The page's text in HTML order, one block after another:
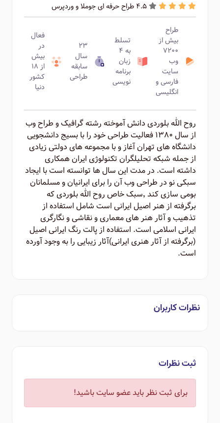
4.5 طراح حرفه ای جوملا و وردپرس
طراح
بیش از
۷۲۰۰
وب
سایت
فارسی و
انگلیسی
تسلط
به ۴
زبان
برنامه
نویسی
۲۳
سال
سابقه
طراحی
فعال
در
بیش
از ۱۸
کشور
دنیا
روح الله بلوردی دانش آموخته رشته گرافیک و طراح وب
از سال ۱۳۸۰ فعالیت طراحی خود را با بسیج دانشجویی
دانشگاه های تهران آغاز و با مجموعه های دولتی زیادی
از جمله شبکه تحلیلگران تکنولوژی ایران همکاری
داشته است. در مدت این سال ها توانسته است با ایجاد
سبکی نو در طراحی وب آن را برای ایرانیان و مسلمانان
بومی سازی کند ٬‌سبک خاص روح الله بلوردی که
برگرفته از هنر اصیل ایرانی است شامل استفاده از
تذهیب و آثار هنر های معماری و نقاشی و نگارگری
ایرانی اسلامی است. استفاده از پالت رنگ ایرانی اصیل
(برگرفته از آثار هنری ایرانی)‌آثار زیبایی را به وجود آورده
است.
نظرات کاربران
ثبت نظرات
برای ثبت نظر باید عضو سایت باشید!